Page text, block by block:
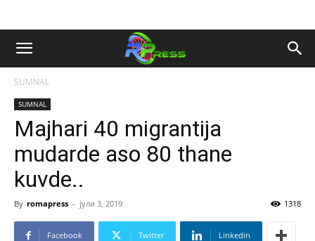
SUMNAL
SUMNAL
Majhari 40 migrantija
mudarde aso 80 thane
kuvde..
By romapress - јули 3, 2019 1318
Facebook Twitter Linkedin